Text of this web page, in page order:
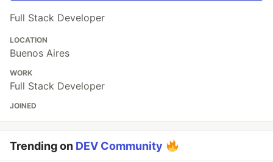
Full Stack Developer
LOCATION
Buenos Aires
WORK
Full Stack Developer
JOINED
Trending on DEV Community